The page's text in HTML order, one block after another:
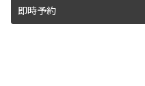
即時予約